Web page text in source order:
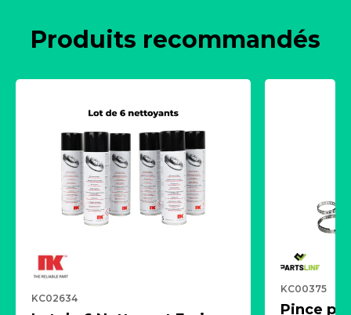
Produits recommandés
KC02634
KC00375
Pince